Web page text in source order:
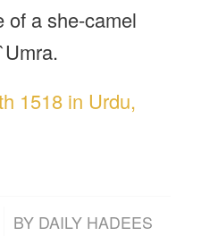
of a she-camel
1518 in Urdu,
BY DAILY HADEES